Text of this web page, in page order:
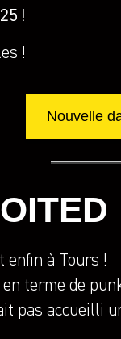
!
!
Nouvelle
enfin à Tours !
terme de
pas accueilli